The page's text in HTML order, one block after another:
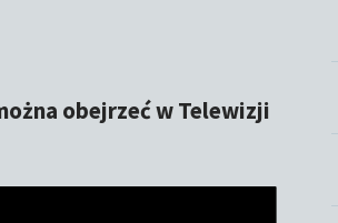
obejrzeć w Telewizji